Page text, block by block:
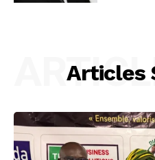
Articles